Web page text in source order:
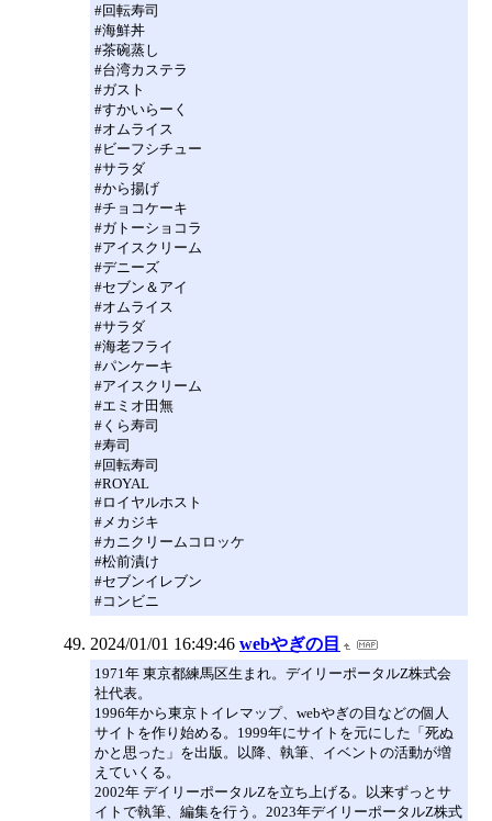
#回転寿司
#海鮮丼
#茶碗蒸し
#台湾カステラ
#ガスト
#すかいらーく
#オムライス
#ビーフシチュー
#サラダ
#から揚げ
#チョコケーキ
#ガトーショコラ
#アイスクリーム
#デニーズ
#セブン＆アイ
#オムライス
#サラダ
#海老フライ
#パンケーキ
#アイスクリーム
#エミオ田無
#くら寿司
#寿司
#回転寿司
#ROYAL
#ロイヤルホスト
#メカジキ
#カニクリームコロッケ
#松前漬け
#セブンイレブン
#コンビニ
2024/01/01 16:49:46 webやぎの目
1971年 東京都練馬区生まれ。デイリーポータルZ株式会
社代表。
1996年から東京トイレマップ、webやぎの目などの個人
サイトを作り始める。1999年にサイトを元にした「死ぬ
かと思った」を出版。以降、執筆、イベントの活動が増
えていくる。
2002年 デイリーポータルZを立ち上げる。以来ずっとサ
イトで執筆、編集を行う。2023年デイリーポータルZ株式